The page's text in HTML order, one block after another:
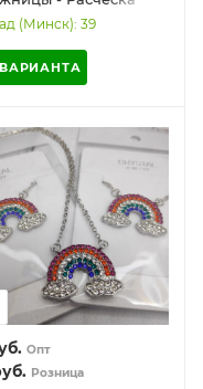
(Минск): 39
ВАРИАНТА
Опт
Розница